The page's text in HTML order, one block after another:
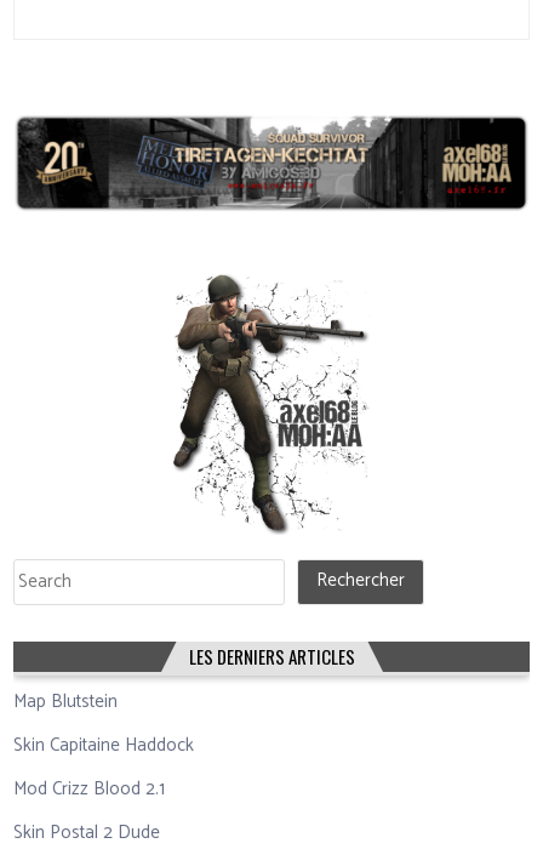
Rechercher Rechercher
LES DERNIERS ARTICLES
Map Blutstein
Skin Capitaine Haddock
Mod Crizz Blood 2.1
Skin Postal 2 Dude